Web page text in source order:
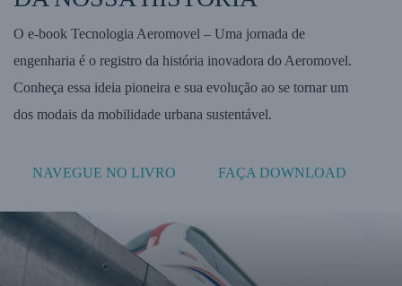
O e-book Tecnologia Aeromovel – Uma jornada de
engenharia é o registro da história inovadora do Aeromovel.
Conheça essa ideia pioneira e sua evolução ao se tornar um
dos modais da mobilidade urbana sustentável.
NAVEGUE NO LIVRO FAÇA DOWNLOAD